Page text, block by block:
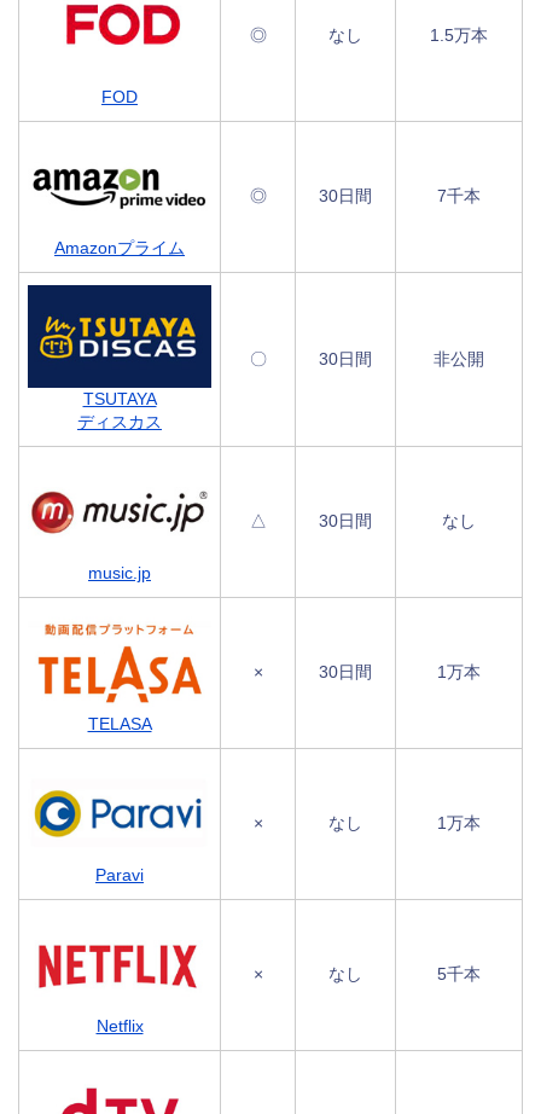
FOD
◎ なし 1.5万本
Amazonプライム
◎ 30日間 7千本
TSUTAYA
ディスカス
〇 30日間 非公開
music.jp
△ 30日間 なし
TELASA
× 30日間 1万本
Paravi
× なし 1万本
Netflix
× なし 5千本